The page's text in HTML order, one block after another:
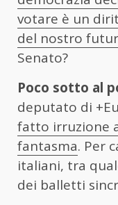
votare è un
del nostro
Senato?
Poco sotto al
deputato di
fatto irruzione
fantasma. Per
italiani, tra
dei balletti